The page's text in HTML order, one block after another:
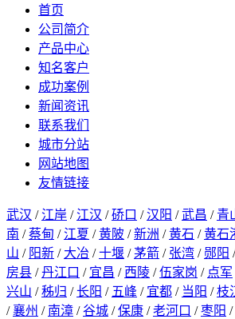
首页
公司简介
产品中心
知名客户
成功案例
新闻资讯
联系我们
城市分站
网站地图
友情链接
武汉 / 江岸 / 江汉 /硚口 /汉阳 /武昌 / 青
南 /蔡甸 / 江夏 /黄陂 /新洲 /黄石 /黄石
山 / 阳新 / 大冶 /十堰 /茅箭 / 张湾 / 郧阳
房县 /丹江口 / 宜昌 / 西陵 /伍家岗 / 点军
兴山 /秭归 /长阳 / 五峰 / 宜都 / 当阳 /枝
/襄州 / 南漳 /谷城 /保康 /老河口 /枣阳 /